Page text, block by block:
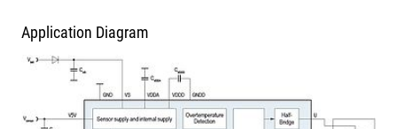
Application Diagram